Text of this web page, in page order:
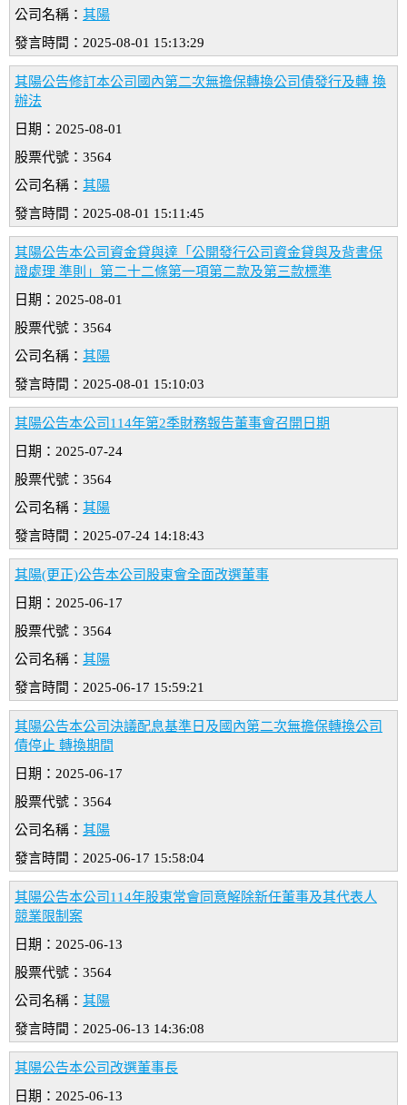
公司名稱： 其陽
發言時間：2025-08-01 15:13:29
其陽公告修訂本公司國內第二次無擔保轉換公司債發行及轉 換
辦法
日期：2025-08-01
股票代號：3564
公司名稱： 其陽
發言時間：2025-08-01 15:11:45
其陽公告本公司資金貸與達「公開發行公司資金貸與及背書保
證處理 準則」第二十二條第一項第二款及第三款標準
日期：2025-08-01
股票代號：3564
公司名稱： 其陽
發言時間：2025-08-01 15:10:03
其陽公告本公司114年第2季財務報告董事會召開日期
日期：2025-07-24
股票代號：3564
公司名稱： 其陽
發言時間：2025-07-24 14:18:43
其陽(更正)公告本公司股東會全面改選董事
日期：2025-06-17
股票代號：3564
公司名稱： 其陽
發言時間：2025-06-17 15:59:21
其陽公告本公司決議配息基準日及國內第二次無擔保轉換公司
債停止 轉換期間
日期：2025-06-17
股票代號：3564
公司名稱： 其陽
發言時間：2025-06-17 15:58:04
其陽公告本公司114年股東常會同意解除新任董事及其代表人
競業限制案
日期：2025-06-13
股票代號：3564
公司名稱： 其陽
發言時間：2025-06-13 14:36:08
其陽公告本公司改選董事長
日期：2025-06-13